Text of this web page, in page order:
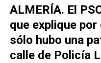
ALMERÍA. El
que explique
sólo hubo una
calle de Policía